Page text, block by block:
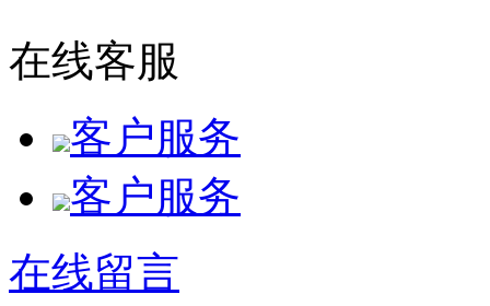
在线客服
客户服务
客户服务
在线留言